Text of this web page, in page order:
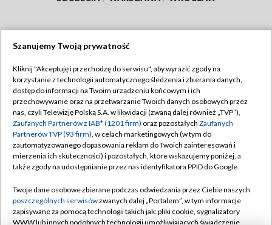
TVP
Abonament TVP
Emisja w TVP
Centrum informacji TVP
Naziemna Telewizja Cyfrowa
Rada Programowa
System NOS
Regulamin TVP
Polityka prywatności
Moje zgody
Pomoc
Kontakt
Szanujemy Twoją prywatność
Kliknij "Akceptuję i przechodzę do serwisu", aby wyrazić zgody na
korzystanie z technologii automatycznego śledzenia i zbierania danych,
dostęp do informacji na Twoim urządzeniu końcowym i ich
przechowywanie oraz na przetwarzanie Twoich danych osobowych przez
nas, czyli Telewizję Polską S.A. w likwidacji (zwaną dalej również „TVP”),
Zaufanych Partnerów z IAB* (1201 firm) oraz pozostałych Zaufanych
Partnerów TVP (93 firm), w celach marketingowych (w tym do
zautomatyzowanego dopasowania reklam do Twoich zainteresowań i
mierzenia ich skuteczności) i pozostałych, które wskazujemy poniżej, a
także zgody na udostępnianie przez nas identyfikatora PPID do Google.
Twoje dane osobowe zbierane podczas odwiedzania przez Ciebie naszych
poszczególnych serwisówzwanych dalej „Portalem”, w tym informacje
zapisywane za pomocą technologii takich jak: pliki cookie, sygnalizatory
WWW lub innych podobnych technologii umożliwiających świadczenie